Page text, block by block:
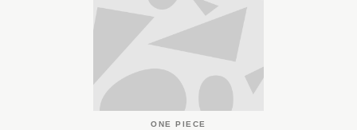
ONE PIECE